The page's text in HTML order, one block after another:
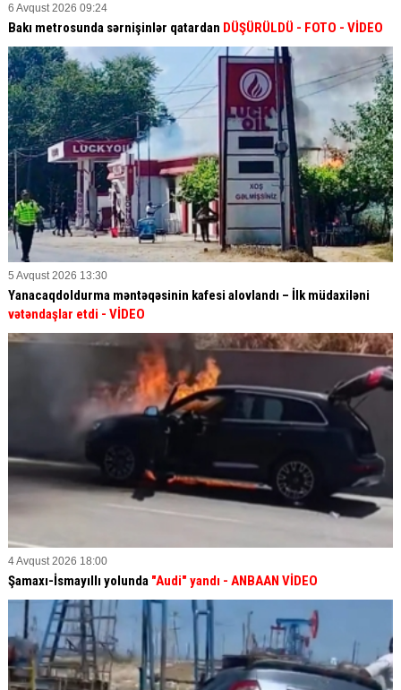
6 Avqust 2026 09:24
Bakı metrosunda sərnişinlər qatardan DÜŞÜRÜLDÜ - FOTO - VİDEO
5 Avqust 2026 13:30
Yanacaqdoldurma məntəqəsinin kafesi alovlandı – İlk müdaxiləni
vətəndaşlar etdi - VİDEO
4 Avqust 2026 18:00
Şamaxı-İsmayıllı yolunda "Audi" yandı - ANBAAN VİDEO